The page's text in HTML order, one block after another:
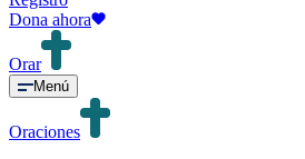
Dona ahora
Orar
Menú
Oraciones